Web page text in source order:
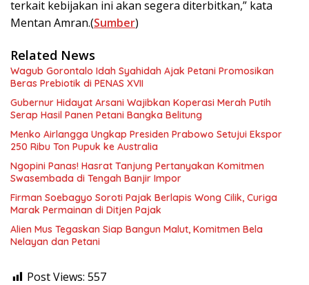
terkait kebijakan ini akan segera diterbitkan,” kata
Mentan Amran.(Sumber)
Related News
Wagub Gorontalo Idah Syahidah Ajak Petani Promosikan
Beras Prebiotik di PENAS XVII
Gubernur Hidayat Arsani Wajibkan Koperasi Merah Putih
Serap Hasil Panen Petani Bangka Belitung
Menko Airlangga Ungkap Presiden Prabowo Setujui Ekspor
250 Ribu Ton Pupuk ke Australia
Ngopini Panas! Hasrat Tanjung Pertanyakan Komitmen
Swasembada di Tengah Banjir Impor
Firman Soebagyo Soroti Pajak Berlapis Wong Cilik, Curiga
Marak Permainan di Ditjen Pajak
Alien Mus Tegaskan Siap Bangun Malut, Komitmen Bela
Nelayan dan Petani
Post Views: 557